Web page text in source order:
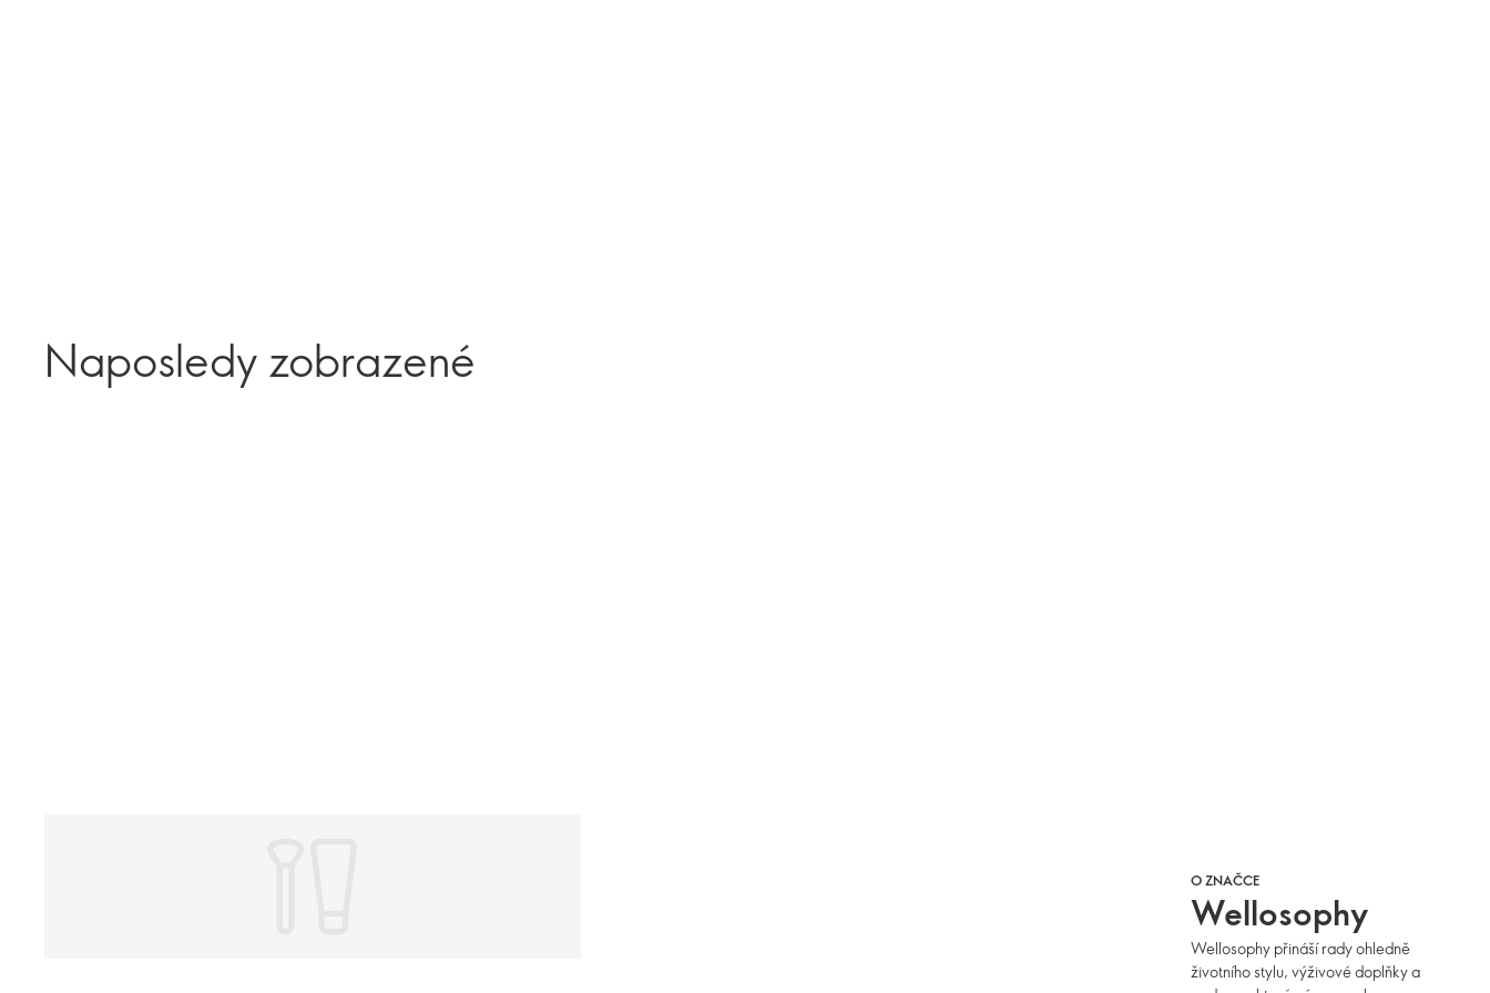
Naposledy zobrazené
O ZNAČCE
Wellosophy
Wellosophy přináší rady ohledně
životního stylu, výživové doplňky a